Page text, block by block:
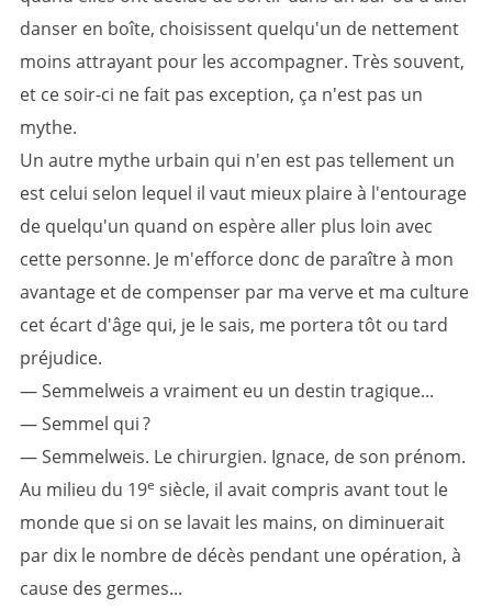
danser en boîte, choisissent quelqu'un de nettement
moins attrayant pour les accompagner. Très souvent,
et ce soir-ci ne fait pas exception, ça n'est pas un
mythe.
Un autre mythe urbain qui n'en est pas tellement un
est celui selon lequel il vaut mieux plaire à l'entourage
de quelqu'un quand on espère aller plus loin avec
cette personne. Je m'efforce donc de paraître à mon
avantage et de compenser par ma verve et ma culture
cet écart d'âge qui, je le sais, me portera tôt ou tard
préjudice.
— Semmelweis a vraiment eu un destin tragique...
— Semmel qui ?
— Semmelweis. Le chirurgien. Ignace, de son prénom.
Au milieu du 19e siècle, il avait compris avant tout le
monde que si on se lavait les mains, on diminuerait
par dix le nombre de décès pendant une opération, à
cause des germes...